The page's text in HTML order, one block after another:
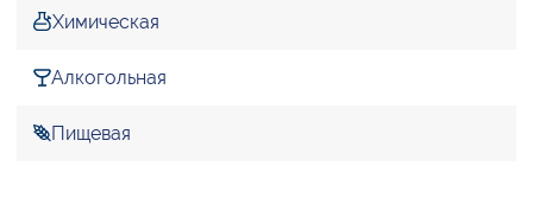
Химическая
Алкогольная
Пищевая